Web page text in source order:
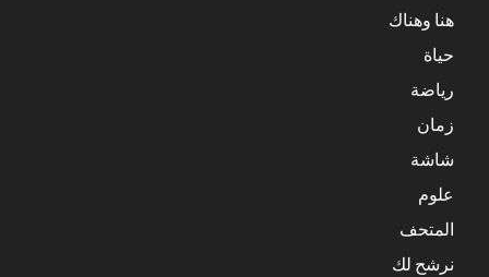
هنا وهناك
حياة
رياضة
زمان
شاشة
علوم
المتحف
نرشح لك